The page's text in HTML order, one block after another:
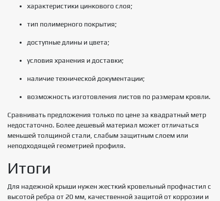
характеристики цинкового слоя;
тип полимерного покрытия;
доступные длины и цвета;
условия хранения и доставки;
наличие технической документации;
возможность изготовления листов по размерам кровли.
Сравнивать предложения только по цене за квадратный метр
недостаточно. Более дешевый материал может отличаться
меньшей толщиной стали, слабым защитным слоем или
неподходящей геометрией профиля.
Итоги
Для надежной крыши нужен жесткий кровельный профнастил с
высотой ребра от 20 мм, качественной защитой от коррозии и